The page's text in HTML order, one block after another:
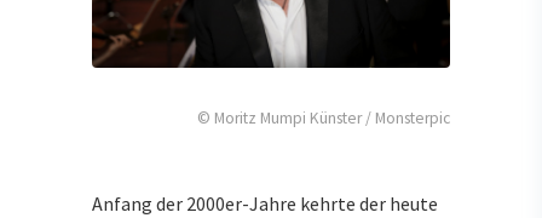
© Moritz Mumpi Künster / Monsterpic
Anfang der 2000er-Jahre kehrte der heute